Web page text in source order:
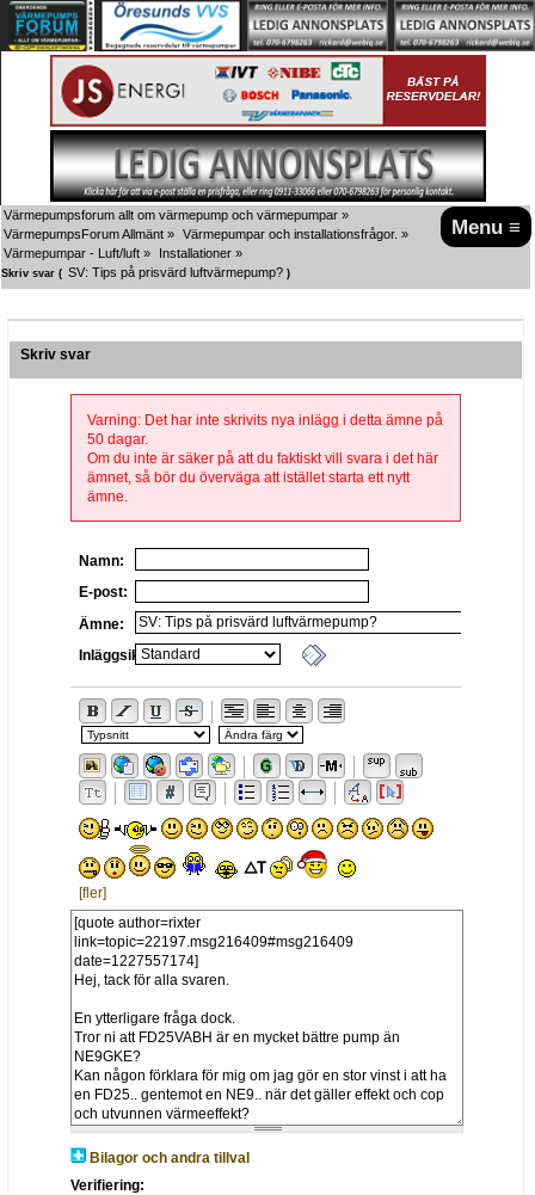
Menu ≡
Värmepumpsforum allt om värmepump och värmepumpar »
VärmepumpsForum Allmänt » Värmepumpar och installationsfrågor. »
Värmepumpar - Luft/luft » Installationer »
Skriv svar ( SV: Tips på prisvärd luftvärmepump? )
Skriv svar
Varning: Det har inte skrivits nya inlägg i detta ämne på
50 dagar.
Om du inte är säker på att du faktiskt vill svara i det här
ämnet, så bör du överväga att istället starta ett nytt
ämne.
Namn:
E-post:
Ämne:
Inläggsikon:
[fler]
Bilagor och andra tillval
Verifiering: